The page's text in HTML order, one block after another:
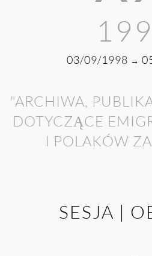
03/09/1998 →
"ARCHIWA,
DOTYCZĄCE
I POLAKÓW
SESJA |